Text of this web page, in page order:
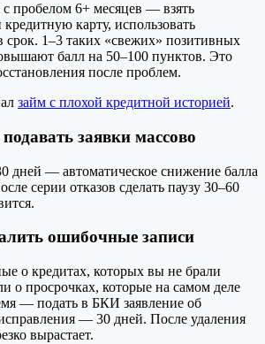
пробелом 6+ месяцев — взять
карту, использовать
срок. 1–3 таких «свежих» позитивных
балл на 50–100 пунктов. Это
после проблем.
займ с плохой кредитной историей.
заявки массово
дней — автоматическое снижение балла
серии отказов сделать паузу 30–60
ошибочные записи
о кредитах, которых вы не брали
о просрочках, которые на самом деле
— подать в БКИ заявление об
— 30 дней. После удаления
вырастает.